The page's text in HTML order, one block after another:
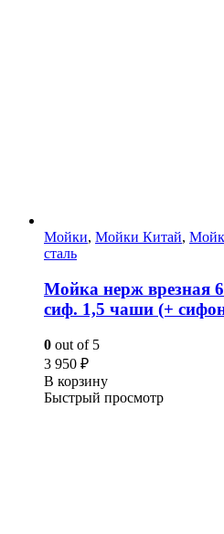
Мойки, Мойки Китай,
сталь
Мойка нерж врезная
сиф. 1,5 чаши (+
0 out of 5
3 950 ₽
В корзину
Быстрый просмотр